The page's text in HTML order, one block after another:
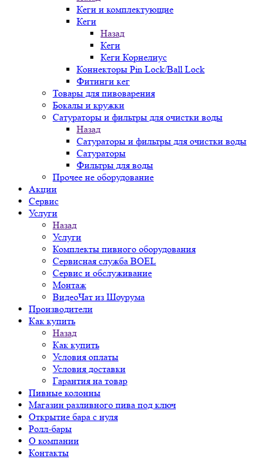
Кеги и комплектующие
Кеги
Назад
Кеги
Кеги Корнелиус
Коннекторы Pin Lock/Ball Lock
Фитинги кег
Товары для пивоварения
Бокалы и кружки
Сатураторы и фильтры для очистки воды
Назад
Сатураторы и фильтры для очистки воды
Сатураторы
Фильтры для воды
Прочее не оборудование
Акции
Сервис
Услуги
Назад
Услуги
Комплекты пивного оборудования
Сервисная служба BOEL
Сервис и обслуживание
Монтаж
ВидеоЧат из Шоурума
Производители
Как купить
Назад
Как купить
Условия оплаты
Условия доставки
Гарантия на товар
Пивные колонны
Магазин разливного пива под ключ
Открытие бара с нуля
Ролл-бары
О компании
Контакты